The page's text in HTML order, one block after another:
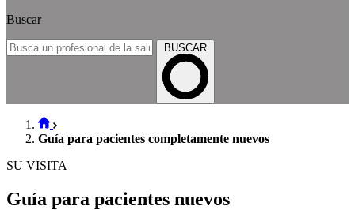
Buscar
BUSCAR
Guía para pacientes completamente nuevos
SU VISITA
Guía para pacientes nuevos